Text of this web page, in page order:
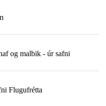
og malbik - úr safni
Flugufrétta